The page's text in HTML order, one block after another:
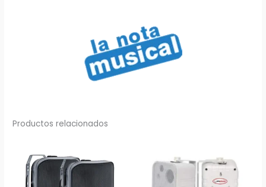
Productos relacionados